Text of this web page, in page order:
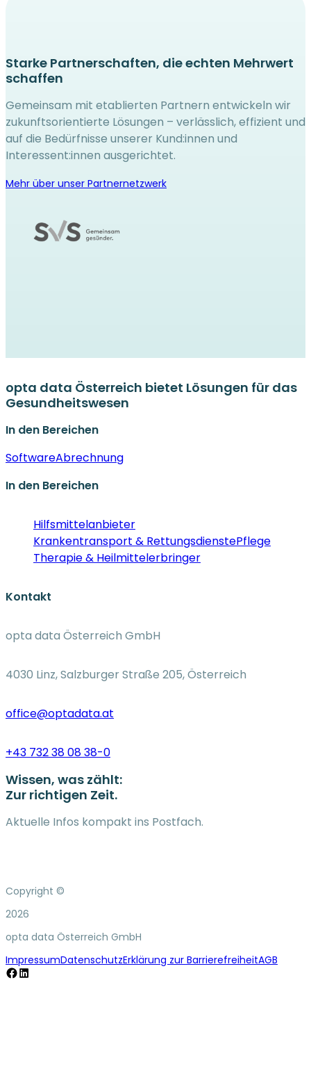
Starke Partnerschaften, die echten Mehrwert
schaffen
Gemeinsam mit etablierten Partnern entwickeln wir
zukunftsorientierte Lösungen – verlässlich, effizient und
auf die Bedürfnisse unserer Kund:innen und
Interessent:innen ausgerichtet.
Mehr über unser Partnernetzwerk
opta data Österreich bietet Lösungen für das
Gesundheitswesen
In den Bereichen
SoftwareAbrechnung
In den Bereichen
Hilfsmittelanbieter
Krankentransport & RettungsdienstePflege
Therapie & Heilmittelerbringer
Kontakt
opta data Österreich GmbH
4030 Linz, Salzburger Straße 205, Österreich
office@optadata.at
+43 732 38 08 38-0
Wissen, was zählt:
Zur richtigen Zeit.
Aktuelle Infos kompakt ins Postfach.
Copyright ©
2026
opta data Österreich GmbH
ImpressumDatenschutzErklärung zur BarrierefreiheitAGB
Facebook